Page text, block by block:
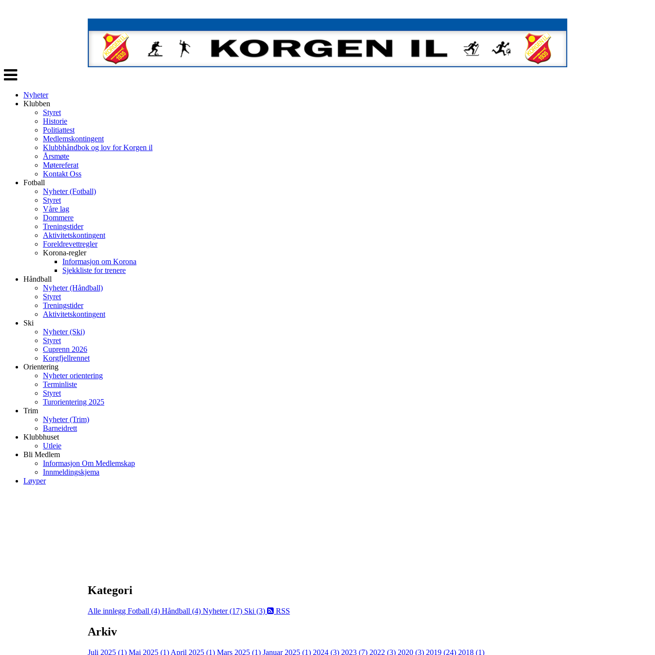
Veksle
navigasjon
Nyheter
Klubben
Styret
Historie
Politiattest
Medlemskontingent
Klubbhåndbok og lov for Korgen il
Årsmøte
Møtereferat
Kontakt Oss
Fotball
Nyheter (Fotball)
Styret
Våre lag
Dommere
Treningstider
Aktivitetskontingent
Foreldrevettregler
Korona-regler
Informasjon om Korona
Sjekkliste for trenere
Håndball
Nyheter (Håndball)
Styret
Treningstider
Aktivitetskontingent
Ski
Nyheter (Ski)
Styret
Cuprenn 2026
Korgfjellrennet
Orientering
Nyheter orientering
Terminliste
Styret
Turorientering 2025
Trim
Nyheter (Trim)
Barneidrett
Klubbhuset
Utleie
Bli Medlem
Informasjon Om Medlemskap
Innmeldingskjema
Løyper
Kategori
Alle innlegg Fotball (4) Håndball (4) Nyheter (17) Ski (3) RSS
Arkiv
Juli 2025 (1) Mai 2025 (1) April 2025 (1) Mars 2025 (1) Januar 2025 (1) 2024 (3) 2023 (7) 2022 (3) 2020 (3) 2019 (24) 2018 (1)